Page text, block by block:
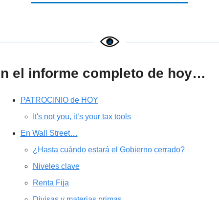
el informe completo de hoy…
PATROCINIO de HOY
It's not you, it’s your tax tools
En Wall Street…
¿Hasta cuándo estará el Gobierno cerrado?
Niveles clave
Renta Fija